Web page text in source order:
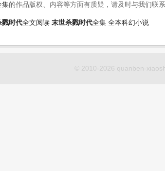
集的作品版权、内容等方面有质疑，请及时与我们联
戮时代全文阅读 末世杀戮时代全集 全本科幻小说
© 2010-2026 quanben-